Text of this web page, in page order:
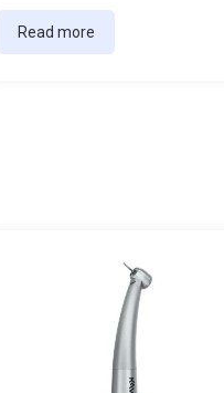
Read more